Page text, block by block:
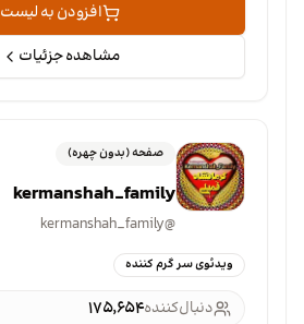
افزودن به لیست
مشاهده جزئیات
صفحه (بدون چهره)
kermanshah_family
@
kermanshah_family
ویدئوی سر گرم کننده
دنبال‌کننده۱۷۵٬۶۵۴